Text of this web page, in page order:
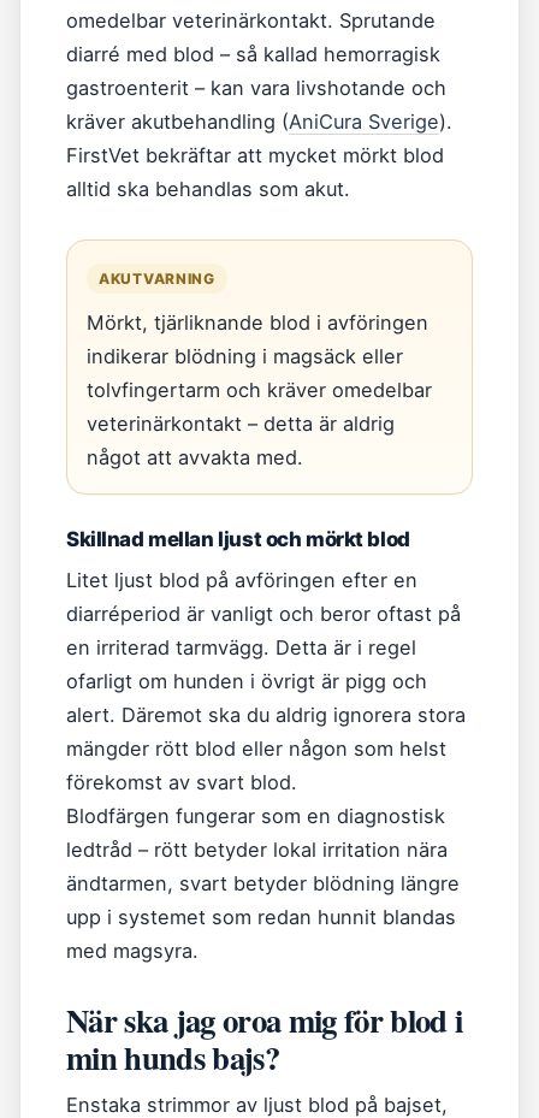
omedelbar veterinärkontakt. Sprutande
diarré med blod – så kallad hemorragisk
gastroenterit – kan vara livshotande och
kräver akutbehandling (AniCura Sverige).
FirstVet bekräftar att mycket mörkt blod
alltid ska behandlas som akut.
AKUTVARNING
Mörkt, tjärliknande blod i avföringen
indikerar blödning i magsäck eller
tolvfingertarm och kräver omedelbar
veterinärkontakt – detta är aldrig
något att avvakta med.
Skillnad mellan ljust och mörkt blod
Litet ljust blod på avföringen efter en
diarréperiod är vanligt och beror oftast på
en irriterad tarmvägg. Detta är i regel
ofarligt om hunden i övrigt är pigg och
alert. Däremot ska du aldrig ignorera stora
mängder rött blod eller någon som helst
förekomst av svart blod.
Blodfärgen fungerar som en diagnostisk
ledtråd – rött betyder lokal irritation nära
ändtarmen, svart betyder blödning längre
upp i systemet som redan hunnit blandas
med magsyra.
När ska jag oroa mig för blod i
min hunds bajs?
Enstaka strimmor av ljust blod på bajset,